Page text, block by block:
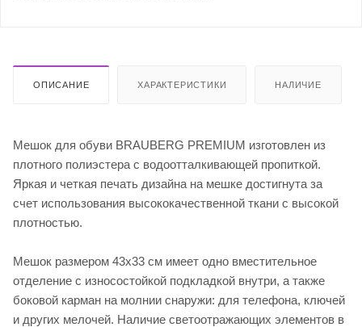
ОПИСАНИЕ ХАРАКТЕРИСТИКИ НАЛИЧИЕ
Мешок для обуви BRAUBERG PREMIUM изготовлен из
плотного полиэстера с водоотталкивающей пропиткой.
Яркая и четкая печать дизайна на мешке достигнута за
счет использования высококачественной ткани с высокой
плотностью.
Мешок размером 43х33 см имеет одно вместительное
отделение с износостойкой подкладкой внутри, а также
боковой карман на молнии снаружи: для телефона, ключей
и других мелочей. Наличие светоотражающих элементов в